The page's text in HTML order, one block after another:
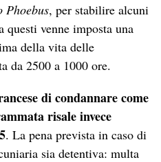
Phoebus, per stabilire alcuni
questi venne imposta una
della vita delle
da 2500 a 1000 ore.
di condannare come
risale invece
. La pena prevista in caso di
sia detentiva: multa